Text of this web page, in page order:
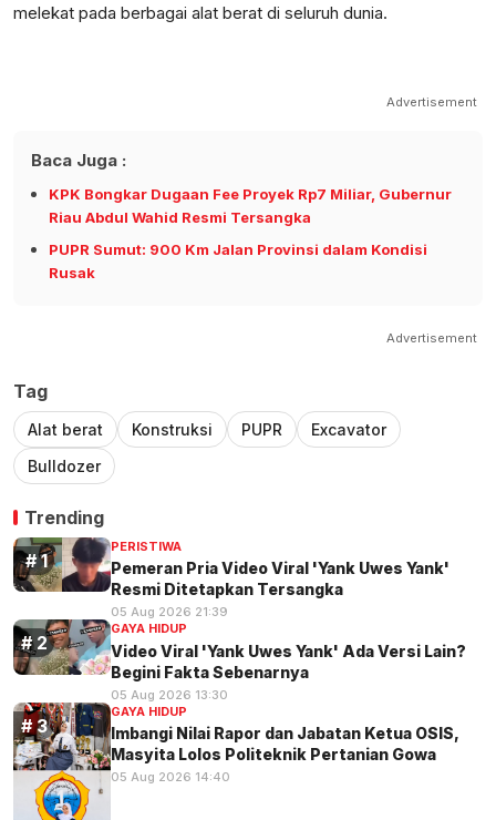
melekat pada berbagai alat berat di seluruh dunia.
Advertisement
Baca Juga :
KPK Bongkar Dugaan Fee Proyek Rp7 Miliar, Gubernur
Riau Abdul Wahid Resmi Tersangka
PUPR Sumut: 900 Km Jalan Provinsi dalam Kondisi
Rusak
Advertisement
Tag
Alat berat Konstruksi PUPR
Excavator
Bulldozer
Trending
PERISTIWA
Pemeran Pria Video Viral 'Yank Uwes Yank'
Resmi Ditetapkan Tersangka
05 Aug 2026 21:39
GAYA HIDUP
Video Viral 'Yank Uwes Yank' Ada Versi Lain?
Begini Fakta Sebenarnya
05 Aug 2026 13:30
GAYA HIDUP
Imbangi Nilai Rapor dan Jabatan Ketua OSIS,
Masyita Lolos Politeknik Pertanian Gowa
05 Aug 2026 14:40